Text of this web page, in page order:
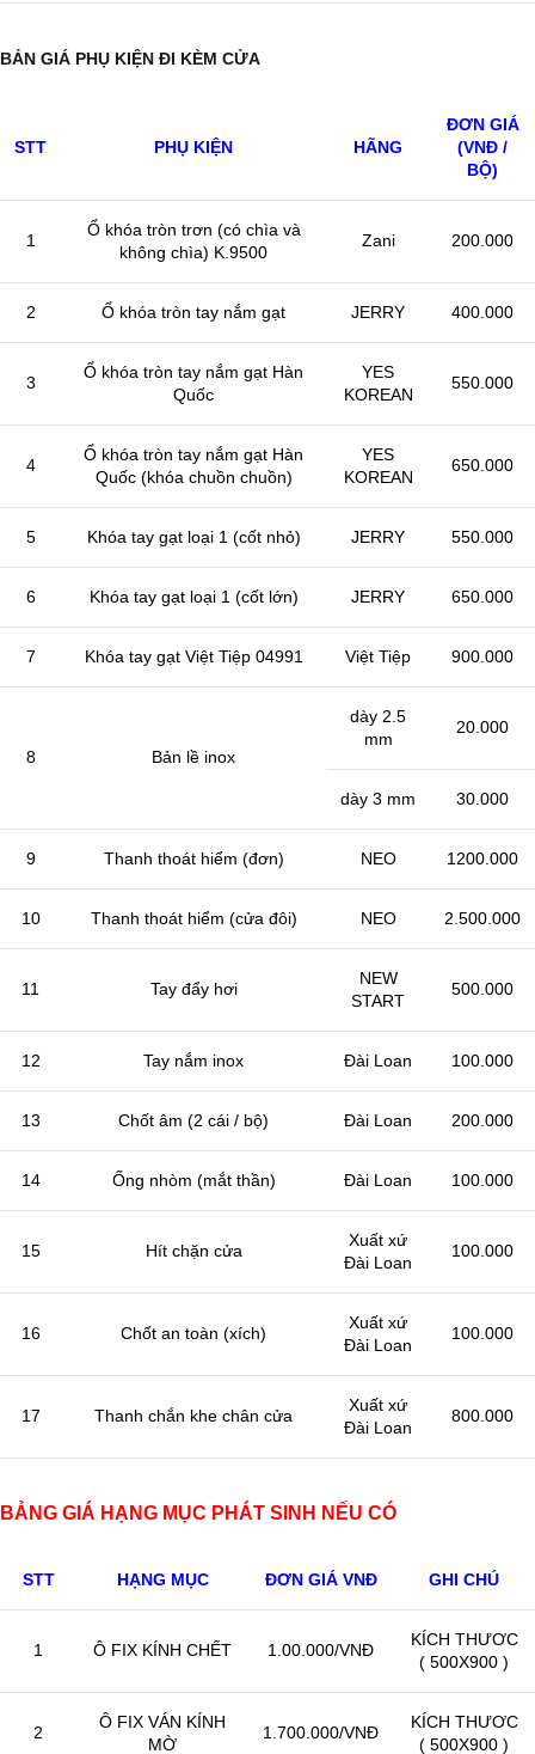
BẢN GIÁ PHỤ KIỆN ĐI KÈM CỬA
STT PHỤ KIỆN HÃNG
ĐƠN GIÁ
(VNĐ /
BỘ)
1
Ổ khóa tròn trơn (có chìa và
không chìa) K.9500
Zani 200.000
2 Ổ khóa tròn tay nắm gạt JERRY 400.000
3
Ổ khóa tròn tay nắm gạt Hàn
Quốc
YES
KOREAN
550.000
4
Ổ khóa tròn tay nắm gạt Hàn
Quốc (khóa chuồn chuồn)
YES
KOREAN
650.000
5 Khóa tay gạt loại 1 (cốt nhỏ) JERRY 550.000
6 Khóa tay gạt loại 1 (cốt lớn) JERRY 650.000
7 Khóa tay gạt Việt Tiệp 04991 Việt Tiệp 900.000
8 Bản lề inox
dày 2.5
mm
20.000
dày 3 mm 30.000
9 Thanh thoát hiểm (đơn) NEO 1200.000
10 Thanh thoát hiểm (cửa đôi) NEO 2.500.000
11 Tay đẩy hơi
NEW
START
500.000
12 Tay nắm inox Đài Loan 100.000
13 Chốt âm (2 cái / bộ) Đài Loan 200.000
14 Ống nhòm (mắt thần) Đài Loan 100.000
15 Hít chặn cửa
Xuất xứ
Đài Loan
100.000
16 Chốt an toàn (xích)
Xuất xứ
Đài Loan
100.000
17 Thanh chắn khe chân cửa
Xuất xứ
Đài Loan
800.000
BẢNG GIÁ HẠNG MỤC PHÁT SINH NẾU CÓ
STT HẠNG MỤC ĐƠN GIÁ VNĐ GHI CHÚ
1 Ô FIX KÍNH CHẾT 1.00.000/VNĐ
KÍCH THƯƠC
( 500X900 )
2
Ô FIX VÁN KÍNH
MỜ
1.700.000/VNĐ
KÍCH THƯƠC
( 500X900 )